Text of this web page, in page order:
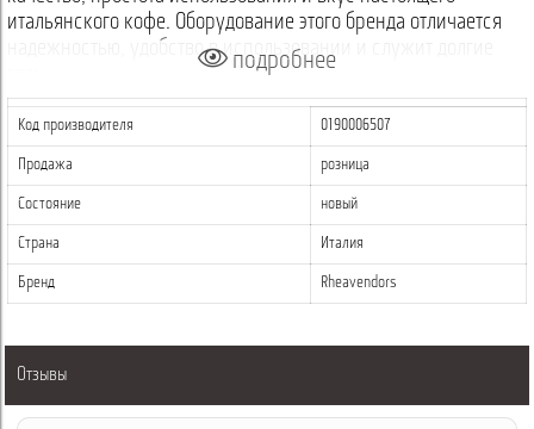
итальянского кофе. Оборудование этого бренда отличается
надежностью, удобство в использовании и служит долгие
подробнее
Код производителя 0190006507
Продажа розница
Состояние новый
Страна Италия
Бренд Rheavendors
Отзывы